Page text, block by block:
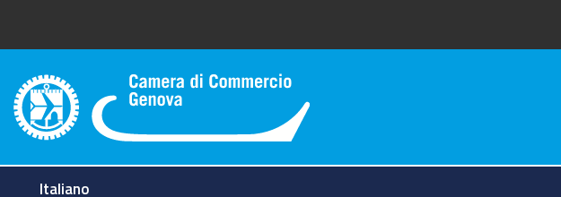
Camera di Commercio di Genova
Italiano